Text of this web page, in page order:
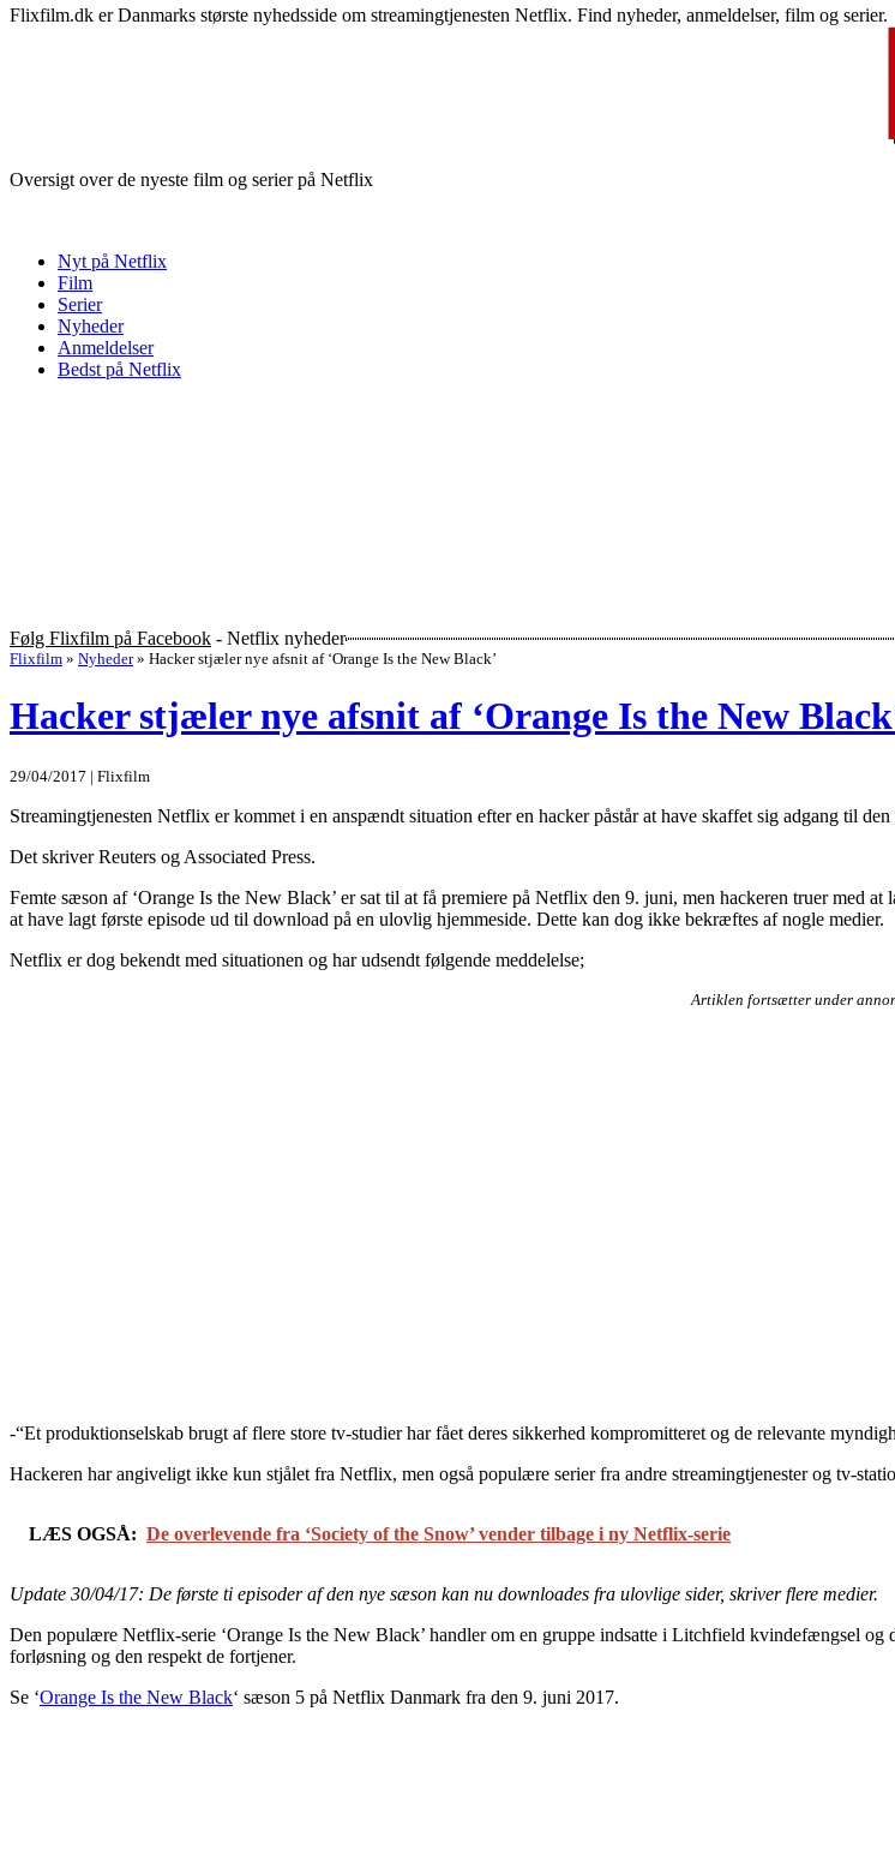
Flixfilm.dk er Danmarks største nyhedsside om streamingtjenesten Netflix. Find nyheder, anmeldelser, film og serier.
Oversigt over de nyeste film og serier på Netflix
Nyt på Netflix
Film
Serier
Nyheder
Anmeldelser
Bedst på Netflix
Følg Flixfilm på Facebook - Netflix nyheder
Flixfilm » Nyheder » Hacker stjæler nye afsnit af ‘Orange Is the New Black’
Hacker stjæler nye afsnit af ‘Orange Is the New
29/04/2017 | Flixfilm
Streamingtjenesten Netflix er kommet i en anspændt situation efter en hacker påstår at have skaffet sig adgang til
Det skriver Reuters og Associated Press.
Femte sæson af ‘Orange Is the New Black’ er sat til at få premiere på Netflix den 9. juni, men hackeren truer med
at have lagt første episode ud til download på en ulovlig hjemmeside. Dette kan dog ikke bekræftes af nogle medier.
Netflix er dog bekendt med situationen og har udsendt følgende meddelelse;
Artiklen fortsætter under
-“Et produktionselskab brugt af flere store tv-studier har fået deres sikkerhed kompromitteret og de relevante
Hackeren har angiveligt ikke kun stjålet fra Netflix, men også populære serier fra andre streamingtjenester og tv-
LÆS OGSÅ: De overlevende fra ‘Society of the Snow’ vender tilbage i ny Netflix-serie
Update 30/04/17: De første ti episoder af den nye sæson kan nu downloades fra ulovlige sider, skriver flere medier.
Den populære Netflix-serie ‘Orange Is the New Black’ handler om en gruppe indsatte i Litchfield kvindefængsel
forløsning og den respekt de fortjener.
Se ‘Orange Is the New Black‘ sæson 5 på Netflix Danmark fra den 9. juni 2017.